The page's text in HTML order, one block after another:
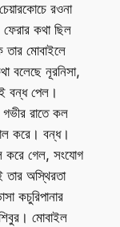
রওনা
ফেরার কথা ছিল
তার মোবাইলে
বলেছে নূরনিসা,
বন্ধ পেল।
রাতে কল
করে। বন্ধ।
করে গেল, সংযোগ
তার অস্থিরতা
কচুরিপানার
মোবাইল